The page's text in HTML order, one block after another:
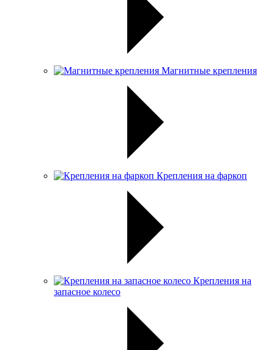
Магнитные крепления
Крепления на фаркоп
Крепления на
запасное колесо